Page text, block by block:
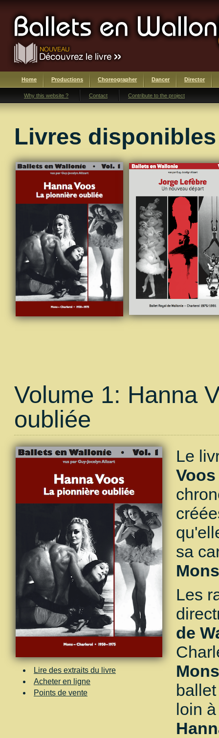
Home Productions Choreographer Dancer Director
Why this website ? Contact Contribute to the project
Livres disponibles
Volume 1: Hanna
oubliée
Lire des extraits du livre
Acheter en ligne
Points de vente
Le
sa
Les
de
Mons
loin